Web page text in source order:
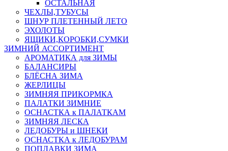
ОСТАЛЬНАЯ
ЧЕХЛЫ,ТУБУСЫ
ШНУР ПЛЕТЕННЫЙ ЛЕТО
ЭХОЛОТЫ
ЯЩИКИ,КОРОБКИ,СУМКИ
ЗИМНИЙ АССОРТИМЕНТ
АРОМАТИКА для ЗИМЫ
БАЛАНСИРЫ
БЛЁСНА ЗИМА
ЖЕРЛИЦЫ
ЗИМНЯЯ ПРИКОРМКА
ПАЛАТКИ ЗИМНИЕ
ОСНАСТКА к ПАЛАТКАМ
ЗИМНЯЯ ЛЕСКА
ЛЕДОБУРЫ и ШНЕКИ
ОСНАСТКА к ЛЕДОБУРАМ
ПОПЛАВКИ ЗИМА